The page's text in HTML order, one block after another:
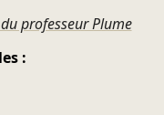
professeur Plume
: